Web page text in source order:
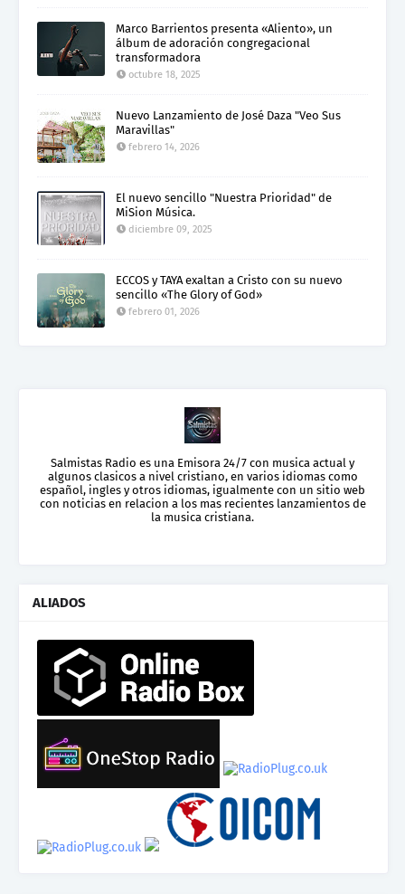
Marco Barrientos presenta «Aliento», un
álbum de adoración congregacional
transformadora
octubre 18, 2025
Nuevo Lanzamiento de José Daza "Veo Sus
Maravillas"
febrero 14, 2026
El nuevo sencillo "Nuestra Prioridad" de
MiSion Música.
diciembre 09, 2025
ECCOS y TAYA exaltan a Cristo con su nuevo
sencillo «The Glory of God»
febrero 01, 2026
Salmistas Radio es una Emisora 24/7 con musica actual y
algunos clasicos a nivel cristiano, en varios idiomas como
español, ingles y otros idiomas, igualmente con un sitio web
con noticias en relacion a los mas recientes lanzamientos de
la musica cristiana.
ALIADOS